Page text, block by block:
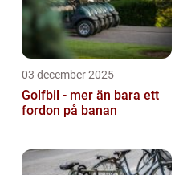
03 december 2025
Golfbil - mer än bara ett
fordon på banan